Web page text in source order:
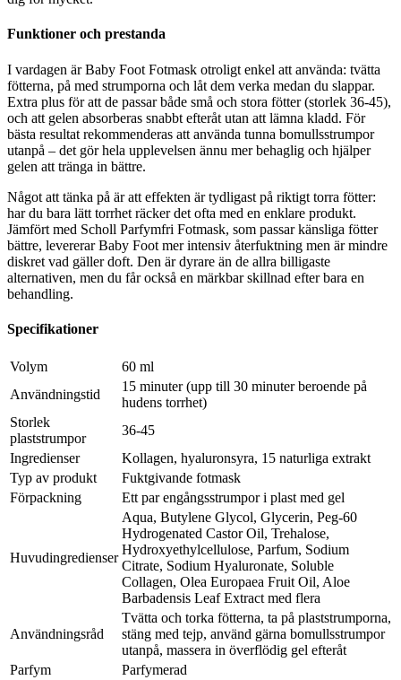
Funktioner och prestanda
I vardagen är Baby Foot Fotmask otroligt enkel att använda: tvätta
fötterna, på med strumporna och låt dem verka medan du slappar.
Extra plus för att de passar både små och stora fötter (storlek 36-45),
och att gelen absorberas snabbt efteråt utan att lämna kladd. För
bästa resultat rekommenderas att använda tunna bomullsstrumpor
utanpå – det gör hela upplevelsen ännu mer behaglig och hjälper
gelen att tränga in bättre.
Något att tänka på är att effekten är tydligast på riktigt torra fötter:
har du bara lätt torrhet räcker det ofta med en enklare produkt.
Jämfört med Scholl Parfymfri Fotmask, som passar känsliga fötter
bättre, levererar Baby Foot mer intensiv återfuktning men är mindre
diskret vad gäller doft. Den är dyrare än de allra billigaste
alternativen, men du får också en märkbar skillnad efter bara en
behandling.
Specifikationer
Volym
60 ml
Användningstid
15 minuter (upp till 30 minuter beroende på
hudens torrhet)
Storlek
plaststrumpor
36-45
Ingredienser
Kollagen, hyaluronsyra, 15 naturliga extrakt
Typ av produkt
Fuktgivande fotmask
Förpackning
Ett par engångsstrumpor i plast med gel
Huvudingredienser
Aqua, Butylene Glycol, Glycerin, Peg-60
Hydrogenated Castor Oil, Trehalose,
Hydroxyethylcellulose, Parfum, Sodium
Citrate, Sodium Hyaluronate, Soluble
Collagen, Olea Europaea Fruit Oil, Aloe
Barbadensis Leaf Extract med flera
Användningsråd
Tvätta och torka fötterna, ta på plaststrumporna,
stäng med tejp, använd gärna bomullsstrumpor
utanpå, massera in överflödig gel efteråt
Parfym
Parfymerad